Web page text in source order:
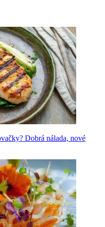
Dobrá nálada, nové